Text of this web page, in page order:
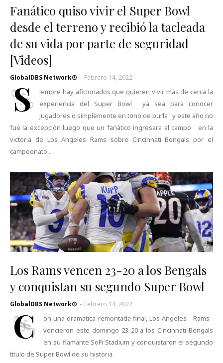
Fanático quiso vivir el Super Bowl
desde el terreno y recibió la tacleada
de su vida por parte de seguridad
[Videos]
GlobalDBS Network® - Febrero 14, 2022
S
iempre hay aficionados que quieren vivir más de cerca la
experiencia del Super Bowl ya sea para conocer
jugadores o simplemente en tono de burla y este año no
fue la excepción luego que un fanático ingresara al campo en la
victoria de Los Angeles Rams sobre Cincinnati Bengals por el
campeonato .
Los Rams vencen 23-20 a los Bengals
y conquistan su segundo Super Bowl
GlobalDBS Network® - Febrero 14, 2022
C
on una dramática remontada final, Los Angeles Rams
vencieron este domingo 23-20 a los Cincinnati Bengals
en su flamante SoFi Stadium y conquistaron el segundo
título de Super Bowl de su historia.